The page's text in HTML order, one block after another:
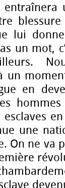
lui
un mot,
un
en
une
On ne va